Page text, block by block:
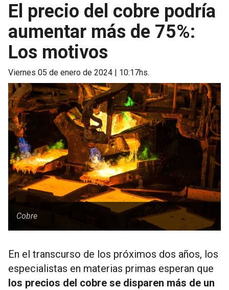
El precio del cobre podría
aumentar más de 75%:
Los motivos
viernes 05 de enero de 2024 | 10:17hs.
Cobre
En el transcurso de los próximos dos años, los
especialistas en materias primas esperan que
los precios del cobre se disparen más de un